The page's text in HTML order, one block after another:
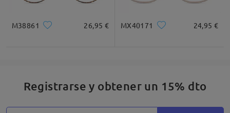
M38861 26,95 € MX40171 24,95 €
Registrarse y obtener un 15% dto